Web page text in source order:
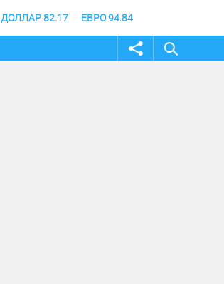
ДОЛЛАР 82.17 ЕВРО 94.84